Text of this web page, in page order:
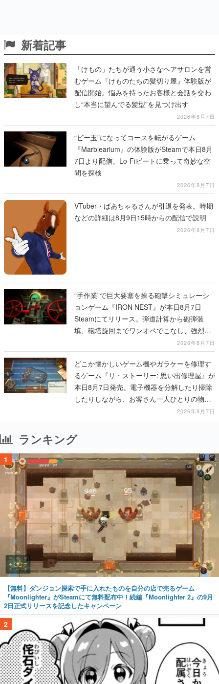
新着記事
「けもの」たちが通う小さなヘアサロンを営
むゲーム『けものたちの髪切り屋』体験版が
配信開始。悩みを持ったお客様と会話を交わ
し“本当に望んでる髪型”を見つけ出す
2026年8月7日
“ビー玉”になってコースを転がるゲーム
『Marblearium』の体験版がSteamで本日8月
7日より配信。Lo-Fiビートに乗って奇妙な空
間を探検
2026年8月7日
VTuber・ばあちゃるさんが引退を発表。時期
などの詳細は8月9日15時からの配信で説明
2026年8月7日
“手作業”で巨大要塞を操る砲撃シミュレーシ
ョンゲーム『IRON NEST』が本日8月7日
Steamにてリリース。弾道計算から砲弾装
填、砲塔旋回までワンオペでこなし、強烈な
一撃をブチかませるロマンある作品2026年8月7日
どこか懐かしいゲーム機やガラケーを修理す
るゲーム『リ・ストーリー: 思い出修理屋』が
本日8月7日発売。電子機器を分解したり掃除
したりしながら、お客さん一人ひとりの物語
2026年8月7日
ランキング
1
【無料】ダンジョン探索で手に入れたものを自分の店で売るゲーム
『Moonlighter』がSteamにて無料配布中！続編『Moonlighter 2』の9月
2日正式リリースを記念したキャンペーン
2